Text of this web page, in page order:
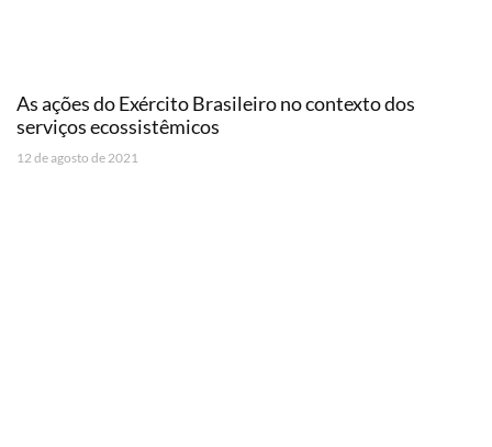
As ações do Exército Brasileiro no contexto dos
serviços ecossistêmicos
12 de agosto de 2021